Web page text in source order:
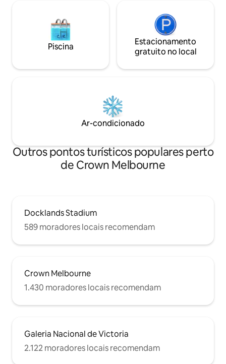
Piscina
Estacionamento
gratuito no local
Ar-condicionado
Outros pontos turísticos populares perto
de Crown Melbourne
Docklands Stadium
589 moradores locais recomendam
Crown Melbourne
1.430 moradores locais recomendam
Galeria Nacional de Victoria
2.122 moradores locais recomendam